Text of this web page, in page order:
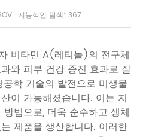
지능적인 탐색: 367
비타민 A(레티놀)의 전구체
와 피부 건강 증진 효과로 잘
학 기술의 발전으로 미생물
이 가능해졌습니다. 이는 지
법으로, 더욱 순수하고 생체
제품을 생산합니다. 이러한